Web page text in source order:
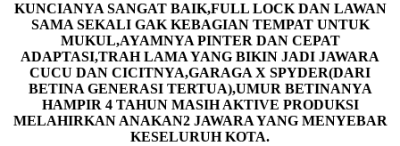
KUNCIANYA SANGAT BAIK,FULL LOCK DAN LAWAN
SAMA SEKALI GAK KEBAGIAN TEMPAT UNTUK
MUKUL,AYAMNYA PINTER DAN CEPAT
ADAPTASI,TRAH LAMA YANG BIKIN JADI JAWARA
CUCU DAN CICITNYA,GARAGA X SPYDER(DARI
BETINA GENERASI TERTUA),UMUR BETINANYA
HAMPIR 4 TAHUN MASIH AKTIVE PRODUKSI
MELAHIRKAN ANAKAN2 JAWARA YANG MENYEBAR
KESELURUH KOTA.